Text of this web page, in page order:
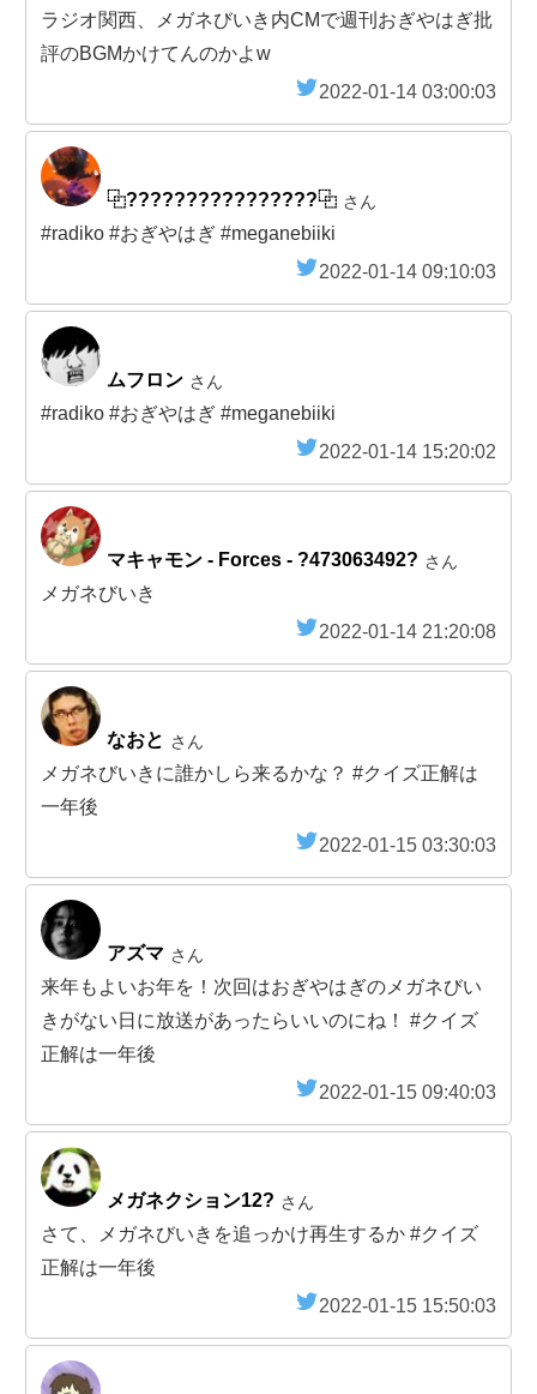
ラジオ関西、メガネびいき内CMで週刊おぎやはぎ批
評のBGMかけてんのかよw
2022-01-14 03:00:03
⿻????????????????⿻ さん
#radiko #おぎやはぎ #meganebiiki
2022-01-14 09:10:03
ムフロン さん
#radiko #おぎやはぎ #meganebiiki
2022-01-14 15:20:02
マキャモン - Forces - ?473063492? さん
メガネびいき
2022-01-14 21:20:08
なおと さん
メガネびいきに誰かしら来るかな？ #クイズ正解は
一年後
2022-01-15 03:30:03
アズマ さん
来年もよいお年を！次回はおぎやはぎのメガネびい
きがない日に放送があったらいいのにね！ #クイズ
正解は一年後
2022-01-15 09:40:03
メガネクション12? さん
さて、メガネびいきを追っかけ再生するか #クイズ
正解は一年後
2022-01-15 15:50:03